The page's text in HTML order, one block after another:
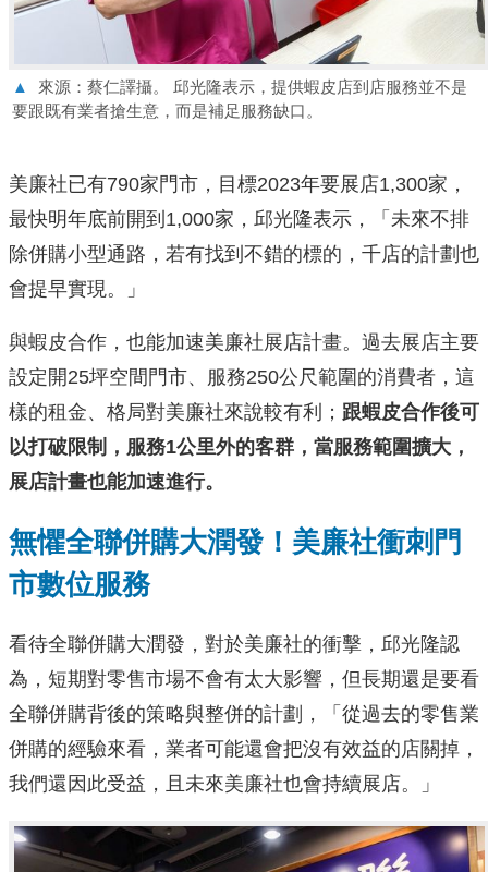
▲
來源：蔡仁譯攝。 邱光隆表示，提供蝦皮店到店服務並不是
要跟既有業者搶生意，而是補足服務缺口。
美廉社已有790家門市，目標2023年要展店1,300家，
最快明年底前開到1,000家，邱光隆表示，「未來不排
除併購小型通路，若有找到不錯的標的，千店的計劃也
會提早實現。」
與蝦皮合作，也能加速美廉社展店計畫。過去展店主要
設定開25坪空間門市、服務250公尺範圍的消費者，這
樣的租金、格局對美廉社來說較有利； 跟蝦皮合作後可
以打破限制，服務1公里外的客群，當服務範圍擴大，
展店計畫也能加速進行。
無懼全聯併購大潤發！美廉社衝刺門
市數位服務
看待全聯併購大潤發，對於美廉社的衝擊，邱光隆認
為，短期對零售市場不會有太大影響，但長期還是要看
全聯併購背後的策略與整併的計劃，「從過去的零售業
併購的經驗來看，業者可能還會把沒有效益的店關掉，
我們還因此受益，且未來美廉社也會持續展店。」